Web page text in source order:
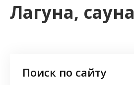
Лагуна, сауна
Поиск по сайту